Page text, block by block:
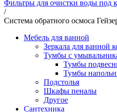
Фильтры для очистки воды под
/
Система обратного осмоса
Мебель для ванной
Зеркала для ванной
Тумбы с
Тумбы
Тумбы
Подстолья
Шкафы пеналы
Другое
Сантехника